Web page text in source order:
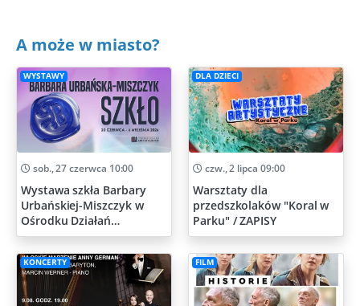
A może w miasto?
WYSTAWY
sob., 27 czerwca 10:00
Wystawa szkła Barbary
Urbańskiej-Miszczyk w
Ośrodku Działań
Artystycznych
DLA DZIECI
czw., 2 lipca 09:00
Warsztaty dla
przedszkolaków "Koral w
Parku" / ZAPISY
KONCERTY FILM